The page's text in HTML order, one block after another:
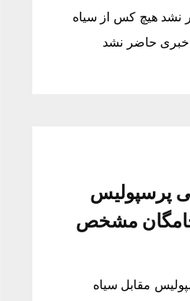
هیچ کس از سیاه
حاضر نشد
پرسپولیس
مشخص
مقابل سیاه